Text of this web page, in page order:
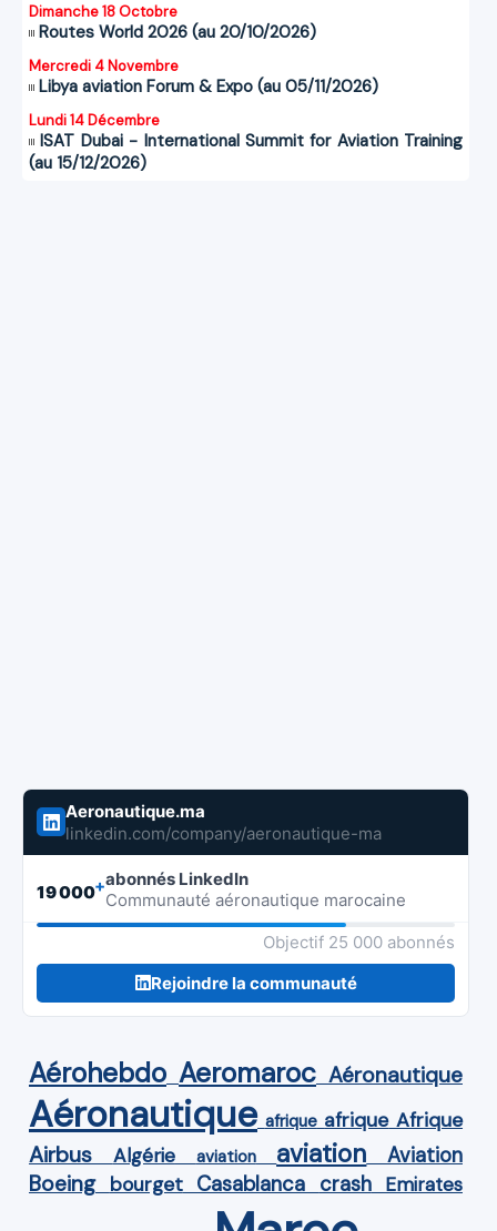
Dimanche 18 Octobre
Routes World 2026 (au 20/10/2026)
Mercredi 4 Novembre
Libya aviation Forum & Expo (au 05/11/2026)
Lundi 14 Décembre
ISAT Dubai - International Summit for Aviation Training
(au 15/12/2026)
Aeronautique.ma
linkedin.com/company/aeronautique-ma
19 000+abonnés LinkedIn
Communauté aéronautique marocaine
Objectif 25 000 abonnés
Rejoindre la communauté
Aérohebdo Aeromaroc Aéronautique
Aéronautique afrique afrique Afrique
Airbus Algérie aviation aviation Aviation
Boeing bourget Casablanca crash Emirates